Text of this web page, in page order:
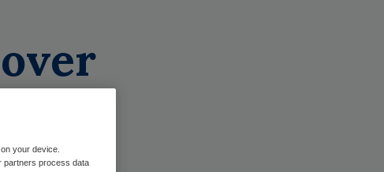
your device.
partners process data